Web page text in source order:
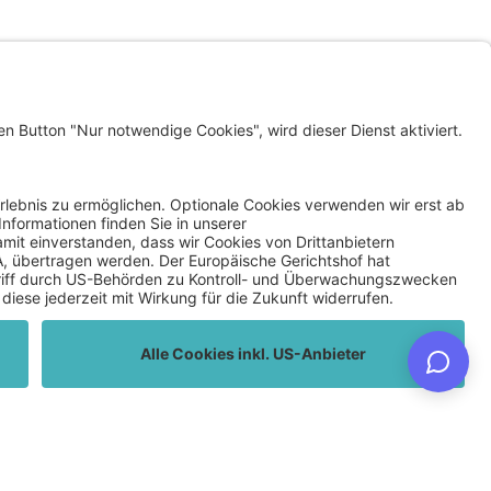
KLAGENFURT WOHNEN
INVEST IN KLAGENFURT
SMART CLIMATE LAB
Datenschutz Privatsphäre